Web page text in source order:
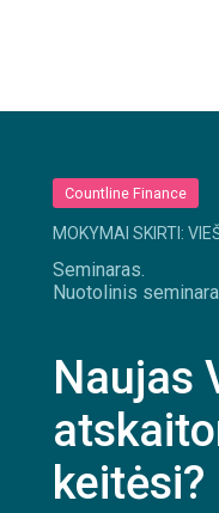
Countline Finance
MOKYMAI SKIRTI:
Seminaras.
Nuotolinis
Naujas
keitėsi?